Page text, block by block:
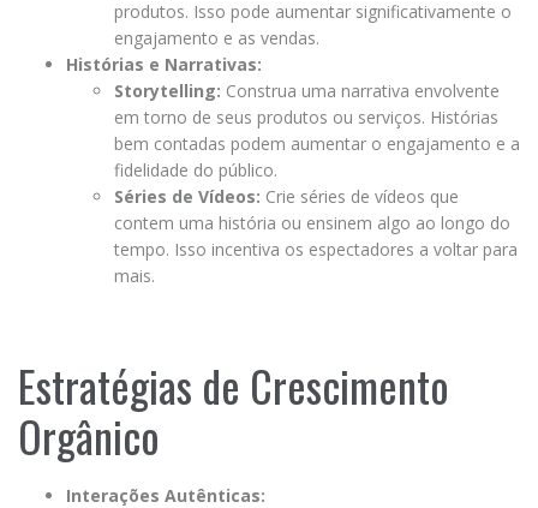
produtos. Isso pode aumentar significativamente o
engajamento e as vendas.
Histórias e Narrativas:
Storytelling: Construa uma narrativa envolvente
em torno de seus produtos ou serviços. Histórias
bem contadas podem aumentar o engajamento e a
fidelidade do público.
Séries de Vídeos: Crie séries de vídeos que
contem uma história ou ensinem algo ao longo do
tempo. Isso incentiva os espectadores a voltar para
mais.
Estratégias de Crescimento
Orgânico
Interações Autênticas: